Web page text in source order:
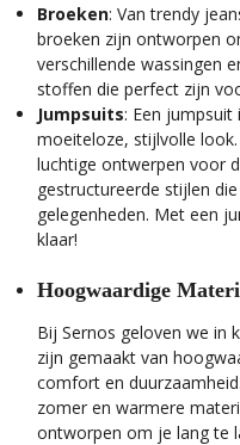
Broeken: Van trendy
broeken zijn ontworpen
verschillende wassingen
stoffen die perfect zijn
Jumpsuits: Een
moeiteloze, stijlvolle
luchtige ontwerpen voor
gestructureerde stijlen
gelegenheden. Met een
klaar!
Hoogwaardige
Bij Sernos geloven we in
zijn gemaakt van
comfort en
zomer en warmere
ontworpen om je lang te